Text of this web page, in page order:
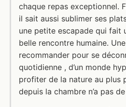
chaque repas exceptionnel.
il sait aussi sublimer ses
une petite escapade qui fait
belle rencontre humaine.
recommander pour se
quotidienne , d’un monde
profiter de la nature au plus
depuis la chambre n’a pas